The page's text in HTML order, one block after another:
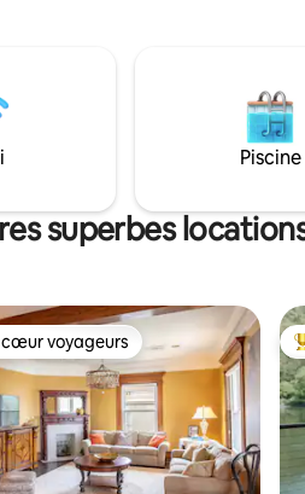
Clarion. Nagez, pêchez,
du bateau ou détendez-
au soleil. Terminez la
dînant sur la terrasse avec
bon restaurant local.
de
Piscine
superbes
cœur voyageurs
voyageurs